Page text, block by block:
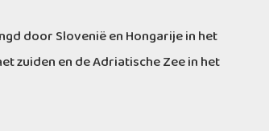
door Slovenië en Hongarije in het
zuiden en de Adriatische Zee in het